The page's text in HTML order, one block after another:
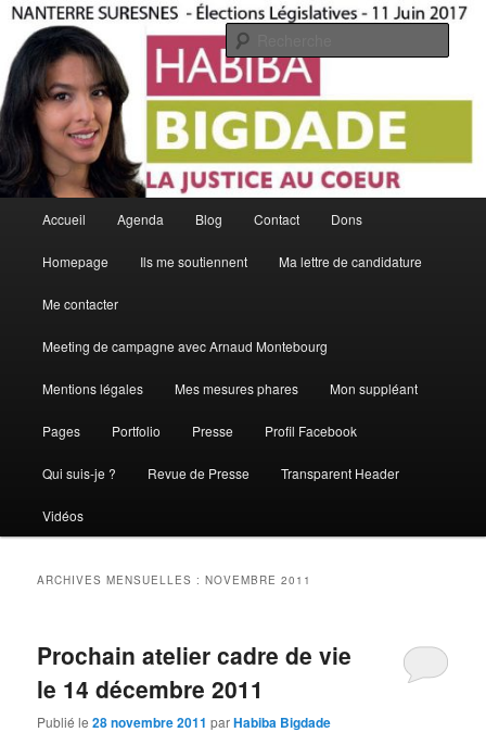
Aller
contenu
principal
Aller
contenu
secondaireHabiba Bigdade
La Justice Au Coeur
principal
Accueil Agenda Blog Contact Dons
Homepage Ils me soutiennent Ma lettre de candidature
Me contacter
Meeting de campagne avec Arnaud Montebourg
Mentions légales Mes mesures phares Mon suppléant
Pages Portfolio Presse Profil Facebook
Qui suis-je ? Revue de Presse Transparent Header
Vidéos
ARCHIVES MENSUELLES :NOVEMBRE 2011
Prochain atelier cadre de vie
le 14 décembre 2011
Publié le28 novembre 2011 parHabiba Bigdade